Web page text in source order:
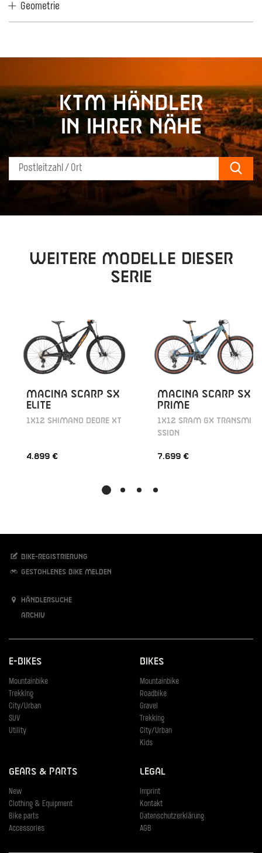
Geometrie
KTM Händler
in Ihrer Nähe
Weitere Modelle dieser
Serie
MACINA SCARP SX
ELITE
1X12 SHIMANO DEORE XT
4.899 €
MACINA SCARP SX
PRIME
1X12 SRAM GX TRANSMI
SSION
7.699 €
Bike-Registrierung
Gestohlenes Bike melden
Händlersuche
Archiv
E-Bikes
Mountainbike
Trekking
City/Urban
SUV
Utility
Bikes
Mountainbike
Roadbike
Gravel
Trekking
City/Urban
Kids
Gears & Parts
New
Clothing & Equipment
Bike parts
Accessories
Legal
Imprint
Kontakt
Datenschutzerklärung
AGB